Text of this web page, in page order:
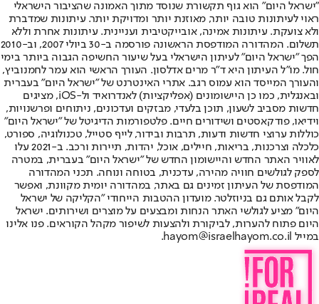
"ישראל היום" הוא גוף תקשורת שנוסד מתוך האמונה שהציבור הישראלי
ראוי לעיתונות טובה יותר, מאוזנת יותר ומדויקת יותר. עיתונות שמדברת
ולא צועקת. עיתונות אמינה, אובייקטיבית ועניינית. עיתונות אחרת וללא
תשלום. המהדורה המודפסת הראשונה פורסמה ב-30 ביולי 2007, וב-2010
הפך "ישראל היום" לעיתון הישראלי בעל שיעור החשיפה הגבוה ביותר בימי
חול. מו"ל העיתון היא ד"ר מרים אדלסון. העורך הראשי הוא עמר לחמנוביץ,
והעורך המייסד הוא עמוס רגב. אתרי האינטרנט של "ישראל היום" בעברית
ובאנגלית, כמו כן היישומונים (אפליקציות) לאנדרואיד ול-iOS, מציגים
חדשות מסביב לשעון, תוכן בלעדי, מבזקים ועדכונים, ניתוחים ופרשנויות,
וידיאו, פודקאסטים ושידורים חיים. פלטפורמות הדיגיטל של "ישראל היום"
כוללות ערוצי חדשות ודעות, תרבות ובידור, לייף סטייל, טכנולוגיה, ספורט,
כלכלה וצרכנות, בריאות, חיילים, אוכל, יהדות, תיירות ורכב. ב-2021 עלו
לאוויר האתר החדש והיישומון החדש של "ישראל היום" בעברית, במטרה
לספק לגולשים חוויה מהירה, עדכנית, בטוחה ונוחה. תכני המהדורה
המודפסת של העיתון זמינים גם באתר, במהדורה יומית מקוונת, ואפשר
לקבל אותם גם בניוזלטר. מועדון ההטבות הייחודי "הקליקה של ישראל
היום" מציע לגולשי האתר הנחות ומבצעים על מוצרים ושירותים. ישראל
היום פתוח להערות, לביקורת ולהצעות לשיפור מקהל הקוראים. פנו אלינו
במייל hayom@israelhayom.co.il.